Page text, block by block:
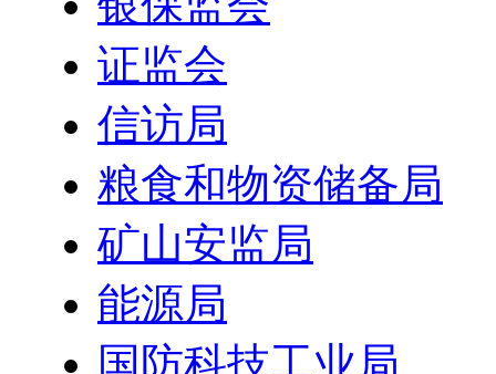
证监会
信访局
粮食和物资储备局
矿山安监局
能源局
国防科技工业局